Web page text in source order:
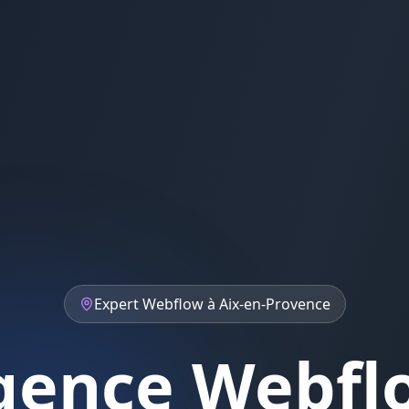
ExpertWebflowà Aix-en-Provence